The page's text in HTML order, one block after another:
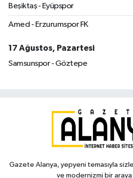
Beşiktaş - Eyüpspor
Amed - Erzurumspor FK
17 Ağustos, Pazartesi
Samsunspor - Göztepe
Gazete Alanya, yepyeni temasıyla
ve modernizmi bir